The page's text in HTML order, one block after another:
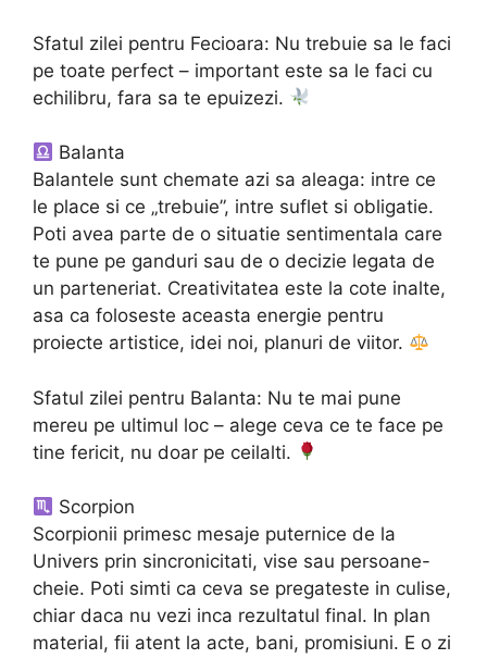
Sfatul zilei pentru Fecioara: Nu trebuie sa le faci
pe toate perfect – important este sa le faci cu
echilibru, fara sa te epuizezi.
Balanta
Balantele sunt chemate azi sa aleaga: intre ce
le place si ce „trebuie”, intre suflet si obligatie.
Poti avea parte de o situatie sentimentala care
te pune pe ganduri sau de o decizie legata de
un parteneriat. Creativitatea este la cote inalte,
asa ca foloseste aceasta energie pentru
proiecte artistice, idei noi, planuri de viitor.
Sfatul zilei pentru Balanta: Nu te mai pune
mereu pe ultimul loc – alege ceva ce te face pe
tine fericit, nu doar pe ceilalti.
Scorpion
Scorpionii primesc mesaje puternice de la
Univers prin sincronicitati, vise sau persoane-
cheie. Poti simti ca ceva se pregateste in culise,
chiar daca nu vezi inca rezultatul final. In plan
material, fii atent la acte, bani, promisiuni. E o zi